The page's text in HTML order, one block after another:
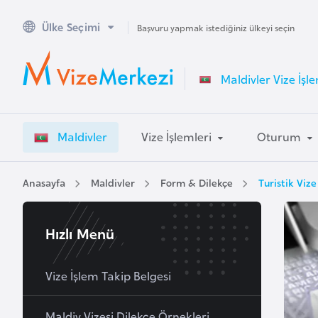
Ülke Seçimi Başvuru yapmak istediğiniz ülkeyi seçin
Maldivler Vize
Maldivler Vize İşlemleri Oturum
Anasayfa Maldivler Form & Dilekçe Turistik
Hızlı Menü
Vize İşlem Takip Belgesi
A
u
s
a
l
A
v
u
s
t